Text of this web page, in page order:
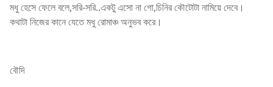
মধু হেসে ফেলে বলে,সরি-সরি..একটু এসো না গো,চিনির কৌটোটা নামিয়ে দেবে।
কথাটা নিজের কানে যেতে মধু রোমাঞ্চ অনুভব করে।
বৌদি